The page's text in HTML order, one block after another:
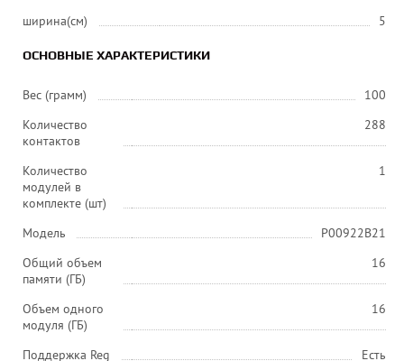
ширина(см)
5
ОСНОВНЫЕ ХАРАКТЕРИСТИКИ
Вес (грамм)
100
Количество
контактов
288
Количество
модулей в
комплекте (шт)
1
Модель
P00922B21
Общий объем
памяти (ГБ)
16
Объем одного
модуля (ГБ)
16
Поддержка Reg Есть